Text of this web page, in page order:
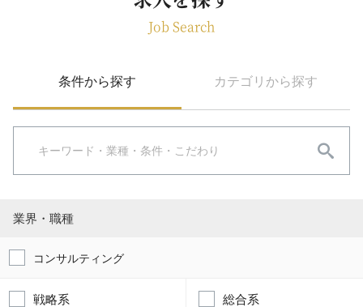
Job Search
条件から探す カテゴリから探す
業界・職種
コンサルティング
戦略系 総合系